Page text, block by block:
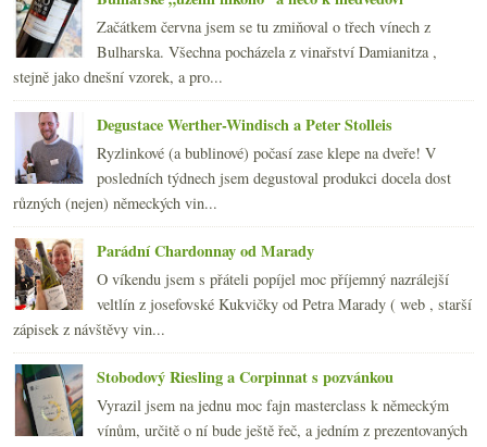
Japonsko, Francie i Čechy… víkendové snoubení
Hudba a víno podruhé
Chenin Blanc ze Savennières
Tak nakonec přece… výsledky fotosoutěže
Soufflé a polosladký Sylván
Svíčková Wellington a mladý hrabě Talbot
Risotto, rizoto a čas bílých vín
►května(24)
►dubna(23)
►března
►února(24)
►ledna (24)
2007(108)
Začátkem června jsem se tu zmiňoval o třech vínech z
Bulharska. Všechna pocházela z vinařství Damianitza ,
stejně jako dnešní vzorek, a pro...
Degustace Werther-Windisch a Peter Stolleis
Ryzlinkové (a bublinové) počasí zase klepe na dveře! V
posledních týdnech jsem degustoval produkci docela dost
různých (nejen) německých vin...
Parádní Chardonnay od Marady
O víkendu jsem s přáteli popíjel moc příjemný nazrálejší
veltlín z josefovské Kukvičky od Petra Marady ( web , starší
zápisek z návštěvy vin...
Stobodový Riesling a Corpinnat s pozvánkou
Vyrazil jsem na jednu moc fajn masterclass k německým
vínům, určitě o ní bude ještě řeč, a jedním z prezentovaných